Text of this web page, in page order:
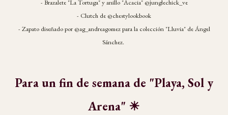
- Brazalete "La Tortuga" y anillo "Acacia" @junglechick_ve
- Clutch de @chestylookbook
- Zapato diseñado por @ag_andreagomez para la colección "Lluvia" de Ángel
Sánchez.
Para un fin de semana de "Playa, Sol y
Arena" ☀